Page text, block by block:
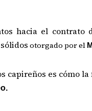
hacia el contrato
otorgado por el
capireños es cómo